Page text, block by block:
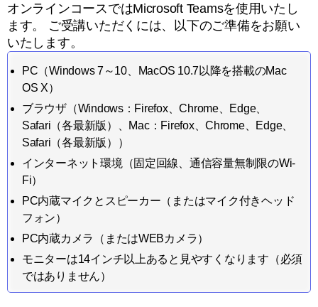
オンラインコースではMicrosoft Teamsを使用いたし
ます。 ご受講いただくには、以下のご準備をお願い
いたします。
PC（Windows 7～10、MacOS 10.7以降を搭載のMac
OS X）
ブラウザ（Windows：Firefox、Chrome、Edge、
Safari（各最新版）、Mac：Firefox、Chrome、Edge、
Safari（各最新版））
インターネット環境（固定回線、通信容量無制限のWi-
Fi）
PC内蔵マイクとスピーカー（またはマイク付きヘッド
フォン）
PC内蔵カメラ（またはWEBカメラ）
モニターは14インチ以上あると見やすくなります（必須
ではありません）